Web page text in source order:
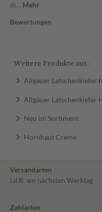
di… Mehr
Bewertungen
Weitere Produkte aus:
Allgäuer Latschenkiefer
Allgäuer Latschenkiefer
Neu im Sortiment
Hornhaut Creme
Versandarten
i.d.R. am nächsten Werktag
Zahlarten